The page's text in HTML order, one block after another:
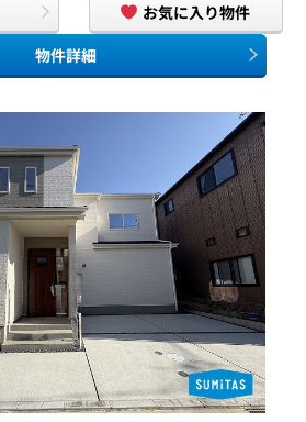
お気に入り物件
物件詳細